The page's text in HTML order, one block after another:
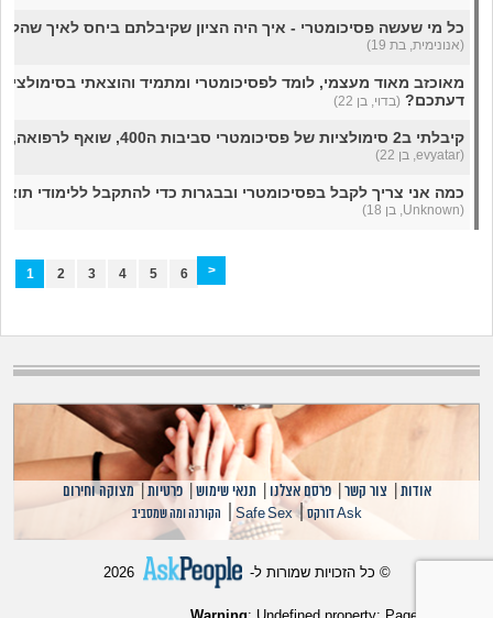
כל מי שעשה פסיכומטרי - איך היה הציון שקיבלתם ביחס לאיך
(אנונימית, בת 19)
דעתכם? (בדוי, בן 22)
קיבלתי ב2 סימולציות של פסיכומטרי סביבות ה400, שואף לרפואה, אני עד כדי כך דפוק?
(evyatar, בן 22)
כמה אני צריך לקבל בפסיכומטרי ובבגרות כדי להתקבל ללימודי
(Unknown, בן 18)
1 2 3 4 5 6 >
אודות צור קשר |פרסם אצלנו |תנאי שימוש |פרטיות |מצוקה וחירום
Ask דורקס |
Safe Sex
| הקורנה ומה שמסביב
© כל הזכויות שמורות ל- 2026